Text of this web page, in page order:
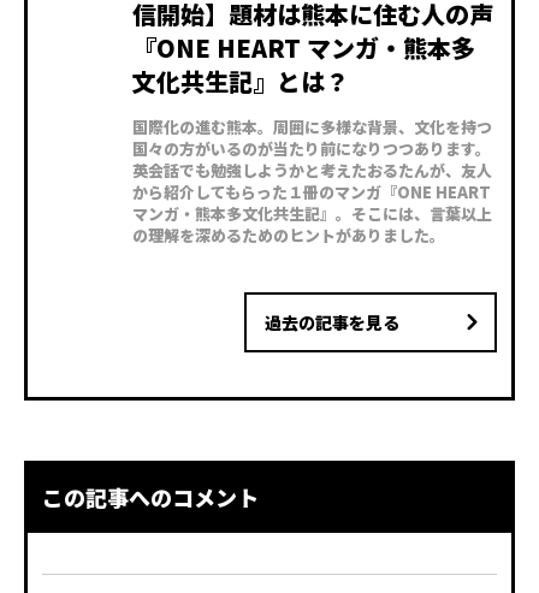
信開始】題材は熊本に住む人の声
『ONE HEART マンガ・熊本多
文化共生記』とは？
国際化の進む熊本。周囲に多様な背景、文化を持つ
国々の方がいるのが当たり前になりつつあります。
英会話でも勉強しようかと考えたおるたんが、友人
から紹介してもらった１冊のマンガ『ONE HEART
マンガ・熊本多文化共生記』。そこには、言葉以上
の理解を深めるためのヒントがありました。
過去の記事を見る
この記事へのコメント